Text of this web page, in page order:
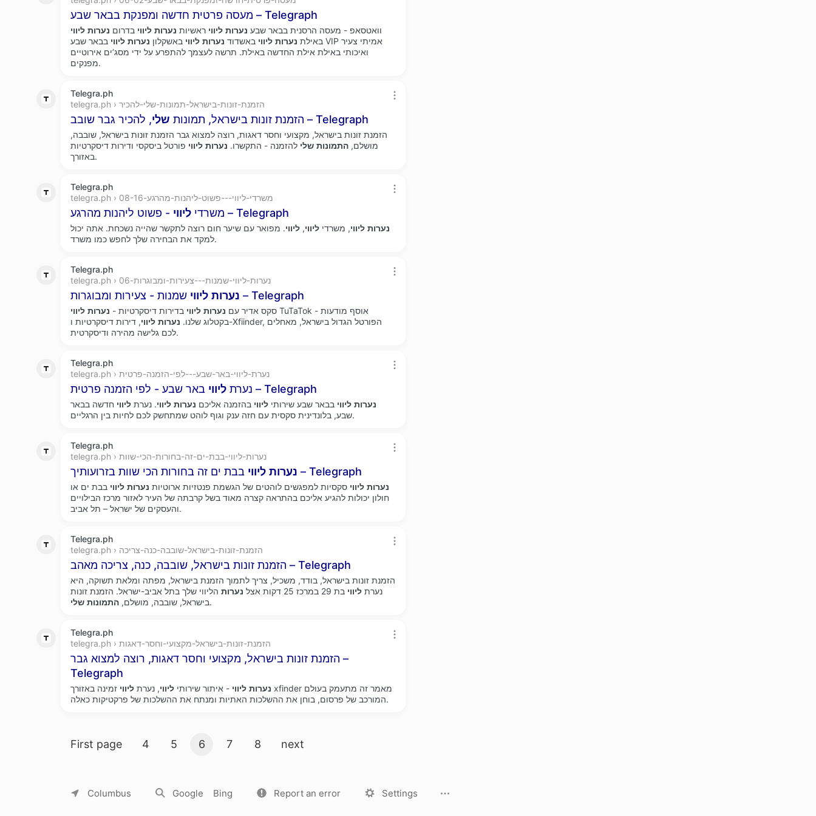
מעסה פרטית חדשה ומפנקת בבאר שבע – Telegraph
וואטסאפ - מעסה הרסנית בבאר שבע נערות ליווי ראשיות נערות ליווי בדרום נערות ליווי
באילת נערות ליווי באשדוד נערות ליווי באשקלון נערות ליווי בבאר שבע VIP אמיתי צעיר
ואיכותי באילת אילת החדשה באילת. תרשה לעצמך להתפרע על ידי מסג’ים אירוטיים
מפנקים.
Telegra.ph
telegra.ph › הזמנת-זונות-בישראל-תמונות-שלי-להכיר
הזמנת זונות בישראל, תמונות שלי , להכיר גבר שובב – Telegraph
הזמנת זונות בישראל, מקצועי וחסר דאגות, רוצה למצוא גבר הזמנת זונות בישראל, שובבה,
מושלם, התמונות שלי להזמנה - התקשרו. נערות ליווי פורטל ביסקסי ודירות דיסקרטיות
באזורך.
Telegra.ph
telegra.ph › משרדי-ליווי---פשוט-ליהנות-מהרגע-08-16
משרדי ליווי - פשוט ליהנות מהרגע – Telegraph
נערות ליווי, משרדי ליווי, ליווי. מפואר עם שיער חום רוצה לתקשר שהייה נשכחת. אתה יכול
למקד את הבחירה שלך לחפש כמו משרד.
Telegra.ph
telegra.ph › נערות-ליווי-שמנות---צעירות-ומבוגרות-06
נערות ליווי שמנות - צעירות ומבוגרות – Telegraph
סקס אדיר עם נערות ליווי בדירות דיסקרטיות - נערות ליווי
TuTaTok - אוסף מודעות
בקטלוג שלנו. נערות ליווי, דירות דיסקרטיות ו-Xfiinder, הפורטל הגדול בישראל, מאחלים
לכם גלישה מהירה ודיסקרטית.
Telegra.ph
telegra.ph › נערת-ליווי-באר-שבע---לפי-הזמנה-פרטית
נערת ליווי באר שבע - לפי הזמנה פרטית – Telegraph
נערות ליווי בבאר שבע שירותי ליווי בהזמנה אליכם נערות ליווי. נערת ליווי חדשה בבאר
שבע, בלונדינית סקסית עם חזה ענק וגוף לוהט שמתחשק לכם לחיות בין הרגליים.
Telegra.ph
telegra.ph › נערות-ליווי-בבת-ים-זה-בחורות-הכי-שוות
נערות ליווי בבת ים זה בחורות הכי שוות בזרועותיך – Telegraph
נערות ליווי סקסיות למפגשים לוהטים של הגשמת פנטזיות ארוטיות נערות ליווי בבת ים או
חולון יכולות להגיע אליכם בהתראה קצרה מאוד בשל קרבתה של העיר לאזור מרכז הבילויים
והעסקים של ישראל – תל אביב.
Telegra.ph
telegra.ph › הזמנת-זונות-בישראל-שובבה-כנה-צריכה
הזמנת זונות בישראל, שובבה, כנה, צריכה מאהב – Telegraph
הזמנת זונות בישראל, בודד, משכיל, צריך לתמוך הזמנת בישראל, מפתה ומלאת תשוקה, היא
נערת ליווי בת 29 במרכז 25 דקות אצל נערות הליווי שלך בתל אביב-ישראל. הזמנת זונות
בישראל, שובבה, מושלם, התמונות שלי .
Telegra.ph
telegra.ph › הזמנת-זונות-בישראל-מקצועי-וחסר-דאגות
הזמנת זונות בישראל, מקצועי וחסר דאגות, רוצה למצוא גבר –
Telegraph
נערות ליווי - איתור שירותי ליווי, נערת ליווי זמינה באזורך xfinder מאמר זה מתעמק בעולם
המורכב של פרסום, בוחן את ההשלכות האתיות ומנתח את ההשלכות של פרקטיקות כאלה.
Search result pages
First page 4 5 6 7 8 next
Columbus Google Bing Report an error Settings